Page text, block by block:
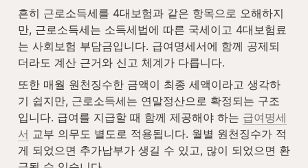
흔히 근로소득세를 4대보험과 같은 항목으로 오해하지
만, 근로소득세는 소득세법에 따른 국세이고 4대보험료
는 사회보험 부담금입니다. 급여명세서에 함께 공제되
더라도 계산 근거와 신고 체계가 다릅니다.
또한 매월 원천징수한 금액이 최종 세액이라고 생각하
기 쉽지만, 근로소득세는 연말정산으로 확정되는 구조
입니다. 급여를 지급할 때 함께 제공해야 하는 급여명세
서 교부 의무도 별도로 적용됩니다. 월별 원천징수가 적
게 되었으면 추가납부가 생길 수 있고, 많이 되었으면 환